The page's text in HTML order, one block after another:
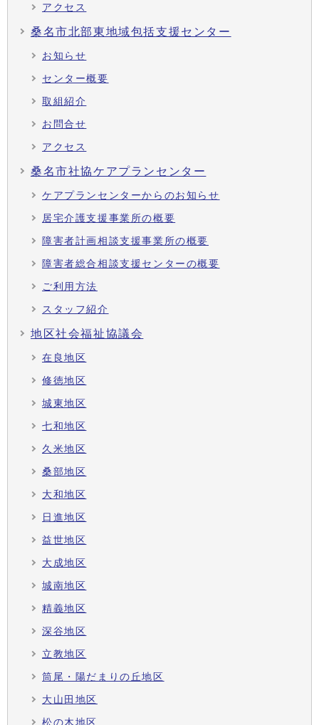
アクセス
桑名市北部東地域包括支援センター
お知らせ
センター概要
取組紹介
お問合せ
アクセス
桑名市社協ケアプランセンター
ケアプランセンターからのお知らせ
居宅介護支援事業所の概要
障害者計画相談支援事業所の概要
障害者総合相談支援センターの概要
ご利用方法
スタッフ紹介
地区社会福祉協議会
在良地区
修徳地区
城東地区
七和地区
久米地区
桑部地区
大和地区
日進地区
益世地区
大成地区
城南地区
精義地区
深谷地区
立教地区
筒尾・陽だまりの丘地区
大山田地区
松の木地区